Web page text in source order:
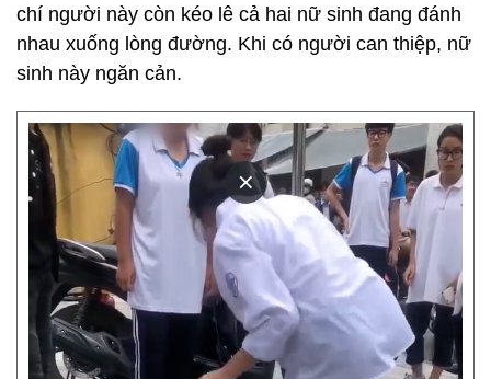
chí người này còn kéo lê cả hai nữ sinh đang đánh
nhau xuống lòng đường. Khi có người can thiệp, nữ
sinh này ngăn cản.